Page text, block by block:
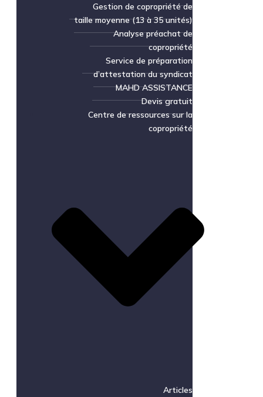
Gestion de copropriété de
taille moyenne (13 à 35 unités)
Analyse préachat de
copropriété
Service de préparation
d’attestation du syndicat
MAHD ASSISTANCE
Devis gratuit
Centre de ressources sur la
copropriété
Articles